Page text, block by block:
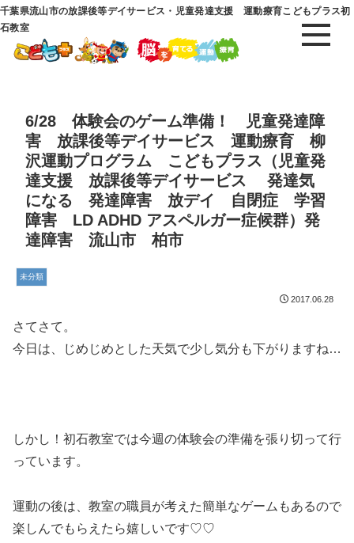
千葉県流山市の放課後等デイサービス・児童発達支援 運動療育こどもプラス初
石教室
6/28 体験会のゲーム準備！ 児童発達障
害 放課後等デイサービス 運動療育 柳
沢運動プログラム こどもプラス（児童発
達支援 放課後等デイサービス 発達気
になる 発達障害 放デイ 自閉症 学習
障害 LD ADHD アスペルガー症候群）発
達障害 流山市 柏市
未分類
2017.06.28
さてさて。
今日は、じめじめとした天気で少し気分も下がりますね…
しかし！初石教室では今週の体験会の準備を張り切って行
っています。
運動の後は、教室の職員が考えた簡単なゲームもあるので
楽しんでもらえたら嬉しいです♡♡